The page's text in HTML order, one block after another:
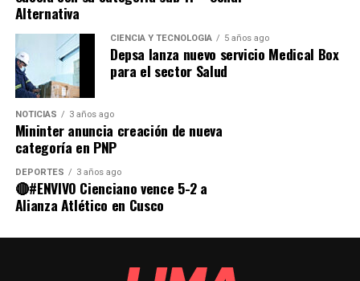
Alternativa
CIENCIA Y TECNOLOGÍA 5 años ago
Depsa lanza nuevo servicio Medical Box
para el sector Salud
NOTICIAS 3 años ago
Mininter anuncia creación de nueva
categoría en PNP
DEPORTES 3 años ago
🔴#ENVIVO Cienciano vence 5-2 a
Alianza Atlético en Cusco